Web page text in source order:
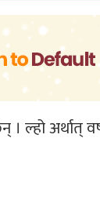
। ल्हो